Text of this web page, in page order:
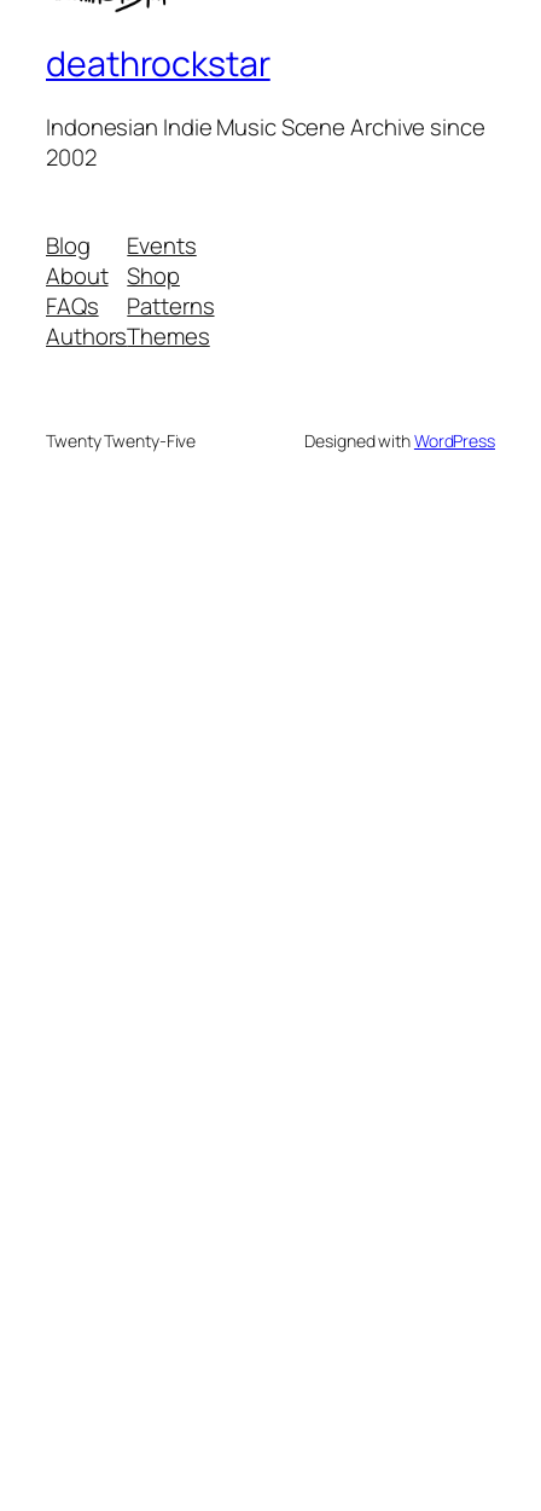
deathrockstar
Indonesian Indie Music Scene Archive since
2002
Blog
About
FAQs
Authors
Events
Shop
Patterns
Themes
Twenty Twenty-Five Designed withWordPress